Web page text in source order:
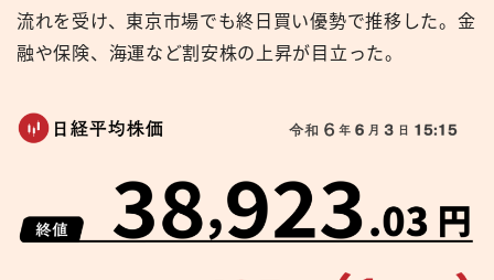
流れを受け、東京市場でも終日買い優勢で推移した。金
融や保険、海運など割安株の上昇が目立った。